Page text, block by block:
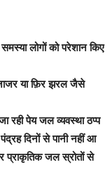
लोगों को परेशान किए
या फ़िर झरल जैसे
रही पेय जल व्यवस्था ठप्प
दिनों से पानी नहीं आ
प्राकृतिक जल स्रोतों से